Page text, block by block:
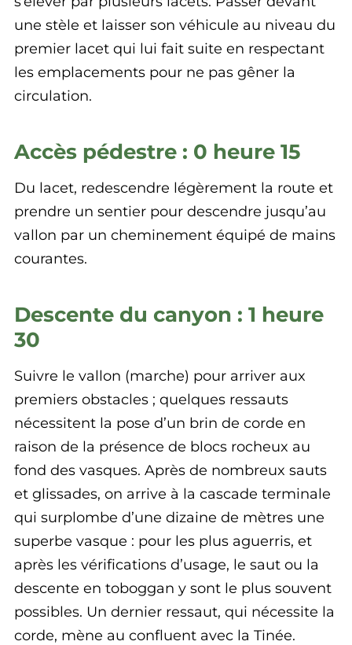
une stèle et laisser son véhicule au niveau du
premier lacet qui lui fait suite en respectant
les emplacements pour ne pas gêner la
circulation.
Accès pédestre : 0 heure 15
Du lacet, redescendre légèrement la route et
prendre un sentier pour descendre jusqu’au
vallon par un cheminement équipé de mains
courantes.
Descente du canyon : 1 heure
30
Suivre le vallon (marche) pour arriver aux
premiers obstacles ; quelques ressauts
nécessitent la pose d’un brin de corde en
raison de la présence de blocs rocheux au
fond des vasques. Après de nombreux sauts
et glissades, on arrive à la cascade terminale
qui surplombe d’une dizaine de mètres une
superbe vasque : pour les plus aguerris, et
après les vérifications d’usage, le saut ou la
descente en toboggan y sont le plus souvent
possibles. Un dernier ressaut, qui nécessite la
corde, mène au confluent avec la Tinée.